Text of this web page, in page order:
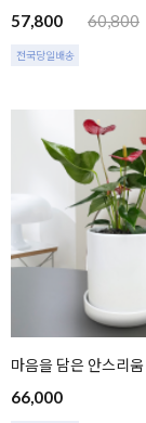
57,800 60,800
전국당일배송
마음을 담은 안스리움
66,000